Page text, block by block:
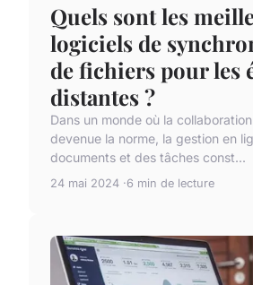
Quels sont les
logiciels de
de fichiers pour les
distantes ?
Dans un monde où la
devenue la norme, la gestion en
documents et des tâches const...
24 mai 2024 6 min de lecture